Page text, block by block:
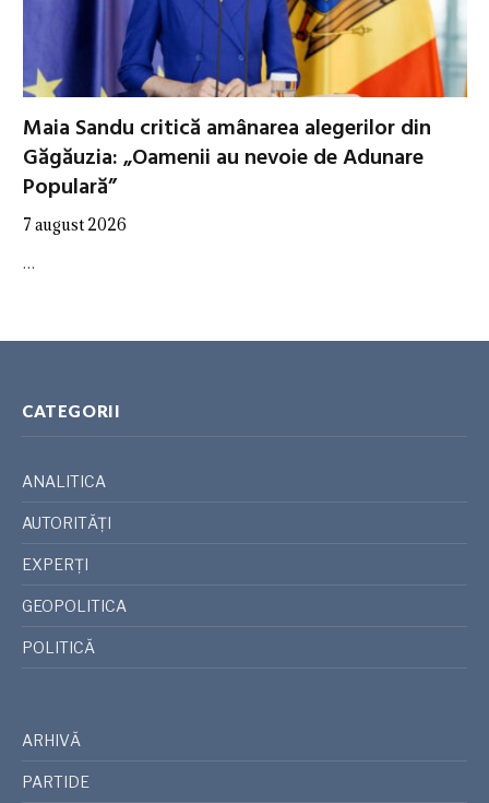
Maia Sandu critică amânarea alegerilor din
Găgăuzia: „Oamenii au nevoie de Adunare
Populară”
7 august 2026
…
CATEGORII
ANALITICA
AUTORITĂȚI
EXPERȚI
GEOPOLITICA
POLITICĂ
ARHIVĂ
PARTIDE